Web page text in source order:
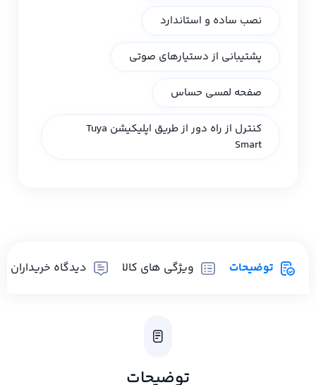
نصب ساده و استاندارد
پشتیبانی از دستیارهای صوتی
صفحه لمسی حساس
کنترل از راه دور از طریق اپلیکیشن Tuya
Smart
توضیحات ویژگی های کالا دیدگاه خریداران
توضیحات